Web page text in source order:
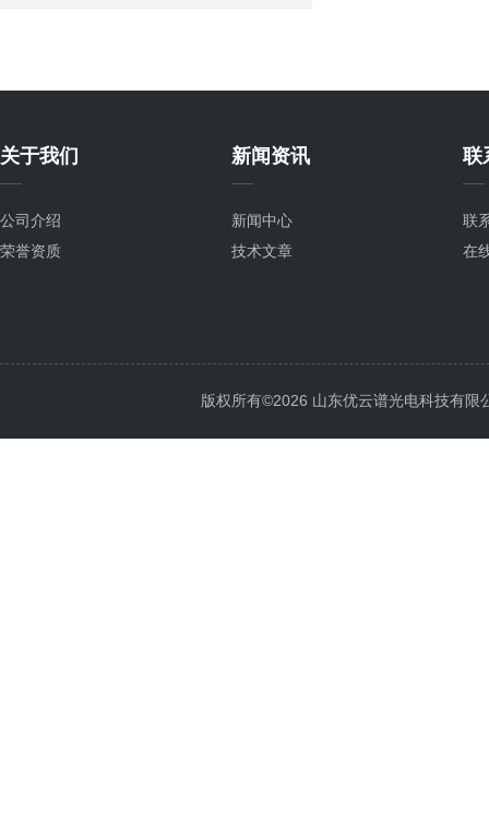
关于我们
公司介绍
荣誉资质
新闻资讯
新闻中心
技术文章
联
联
在
版权所有©2026 山东优云谱光电科技有